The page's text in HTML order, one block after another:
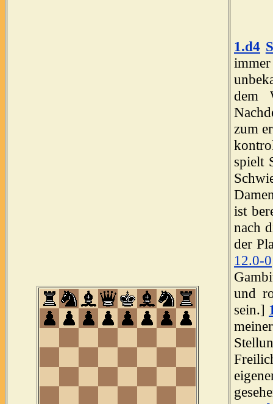
1.d4
dem
zum
spielt
ist
nach
der
12.0-0
und
sein.]